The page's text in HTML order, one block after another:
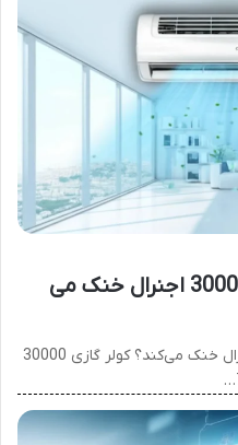
چند متر فضا را کولر گازی 30000 اجنرال خنک می
چند متر فضا را کولر گازی 30000 اجنرال خنک می‌کند؟ کولر گازی 30000